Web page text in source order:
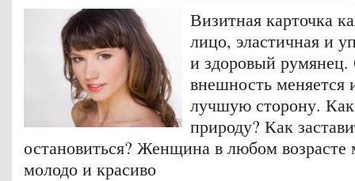
Визитная карточка
лицо, эластичная и
и здоровый румянец.
внешность
лучшую сторону.
природу? Как
остановиться? Женщина в любом возрасте
молодо и красиво